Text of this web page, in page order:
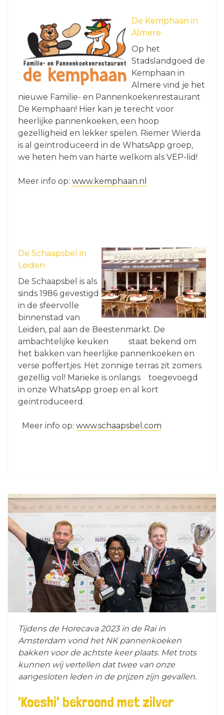
De Kemphaan in
Almere
Op het
Stadslandgoed de
Kemphaan in
Almere vind je het
nieuwe Familie- en Pannenkoekenrestaurant
De Kemphaan! Hier kan je terecht voor
heerlijke pannenkoeken, een hoop
gezelligheid en lekker spelen. Riemer Wierda
is al geïntroduceerd in de WhatsApp groep,
we heten hem van harte welkom als VEP-lid!
Meer info op: www.kemphaan.nl
De Schaapsbel in
Leiden
De Schaapsbel is als
sinds 1986 gevestigd
in de sfeervolle
binnenstad van
Leiden, pal aan de Beestenmarkt. De
ambachtelijke keuken staat bekend om
het bakken van heerlijke pannenkoeken en
verse poffertjes. Het zonnige terras zit zomers
gezellig vol! Marieke is onlangs toegevoegd
in onze WhatsApp groep en al kort
geïntroduceerd.
Meer info op: www.schaapsbel.com
Tijdens de Horecava 2023 in de Rai in
Amsterdam vond het NK pannenkoeken
bakken voor de achtste keer plaats. Met trots
kunnen wij vertellen dat twee van onze
aangesloten leden in de prijzen zijn gevallen.
'Koeshi' bekroond met zilver